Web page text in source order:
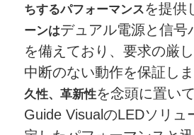
ちするパフォーマンスを提供
ーンはデュアル電源と信号
を備えており、要求の厳
中断のない動作を保証し
久性、革新性を念頭に置い
Guide VisualのLEDソリュ